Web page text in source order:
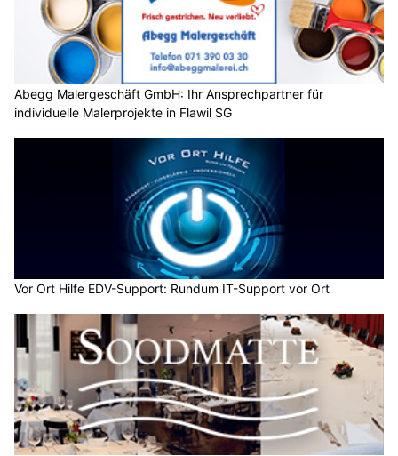
Abegg Malergeschäft GmbH: Ihr Ansprechpartner für
individuelle Malerprojekte in Flawil SG
Vor Ort Hilfe EDV-Support: Rundum IT-Support vor Ort